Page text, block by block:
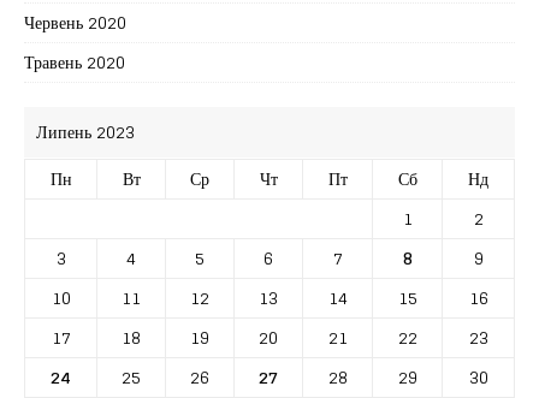
Червень 2020
Травень 2020
Липень 2023
Пн
Вт Ср Чт Пт Сб
Нд
1
2
3
4 5 6 7 8
9
10
11 12 13 14 15
16
17
18 19 20 21 22
23
24
25 26 27 28 29 30